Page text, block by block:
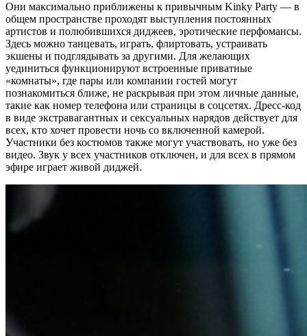
Они максимально приближены к привычным Kinky Party — в
общем пространстве проходят выступления постоянных
артистов и полюбившихся диджеев, эротические перфомансы.
Здесь можно танцевать, играть, флиртовать, устраивать
экшены и подглядывать за другими. Для желающих
уединиться функционируют встроенные приватные
«комнаты», где пары или компании гостей могут
познакомиться ближе, не раскрывая при этом личные данные,
такие как номер телефона или страницы в соцсетях. Дресс-код
в виде экстравагантных и сексуальных нарядов действует для
всех, кто хочет провести ночь со включенной камерой.
Участники без костюмов также могут участвовать, но уже без
видео. Звук у всех участников отключен, и для всех в прямом
эфире играет живой диджей.